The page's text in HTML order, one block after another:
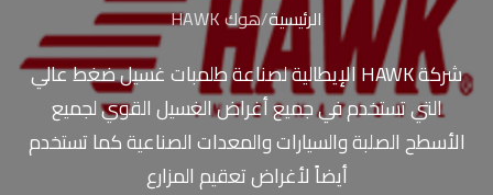
الرئيسية/هوك HAWK
شركة HAWK الإيطالية لصناعة طلمبات غسيل ضغط عالي
التي تستخدم في جميع أغراض الغسيل القوي لجميع
الأسطح الصلبة والسيارات والمعدات الصناعية كما تستخدم
أيضاً لأغراض تعقيم المزارع